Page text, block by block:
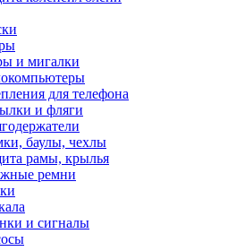
и мигалки
для телефона
и фляги
баулы, чехлы
рамы, крылья
ремни
и сигналы